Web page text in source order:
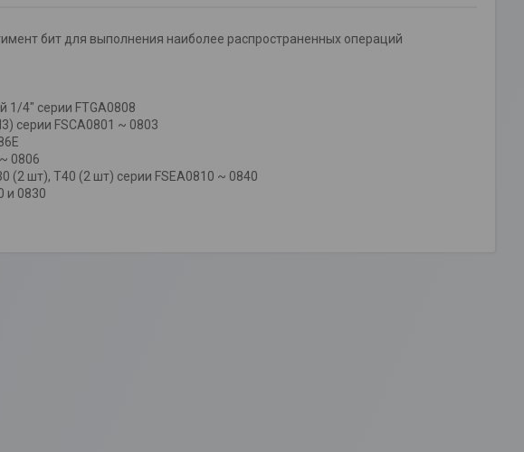
бит для выполнения наиболее распространенных операций
1/4" серии FTGA0808
серии FSCA0801 ~ 0803
0806
(2 шт), Т40 (2 шт) серии FSEA0810 ~ 0840
и 0830